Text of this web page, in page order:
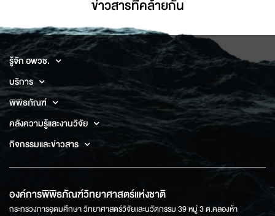
ข่าวสารที่่คล้ายกัน
รู้จัก อพวช.
บริการ
พิพิธภัณฑ์
คลังความรู้และงานวิจัย
กิจกรรมและข่าวสาร
องค์การพิพิธภัณฑ์วิทยาศาสตร์แห่งชาติ
กระทรวงการอุดมศึกษา วิทยาศาสตร์วิจัยและนวัตกรรม 39 หมู่ 3 ต.คลองห้า